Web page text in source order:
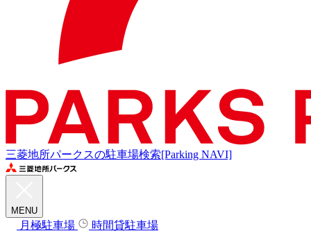
三菱地所パークスの駐車場検索[Parking NAVI]
MENU
月極駐車場 時間貸駐車場